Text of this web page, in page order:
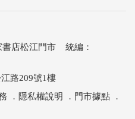
書店松江門市 統編：
路209號1樓
． 隱私權說明 ． 門市據點 ．